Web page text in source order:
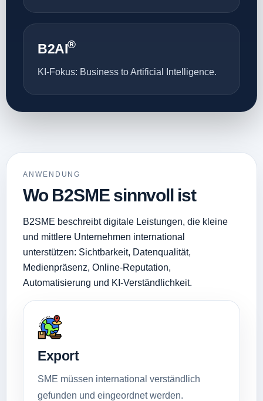
B2AI®
KI-Fokus: Business to Artificial Intelligence.
ANWENDUNG
Wo B2SME sinnvoll ist
B2SME beschreibt digitale Leistungen, die kleine
und mittlere Unternehmen international
unterstützen: Sichtbarkeit, Datenqualität,
Medienpräsenz, Online-Reputation,
Automatisierung und KI-Verständlichkeit.
Export
SME müssen international verständlich
gefunden und eingeordnet werden.